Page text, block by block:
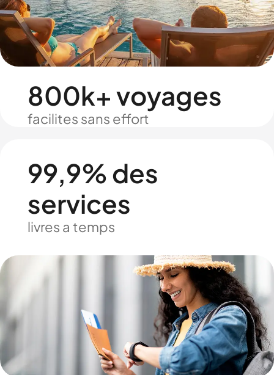
800k+ voyages
facilites sans effort
99,9% des
services
livres a temps